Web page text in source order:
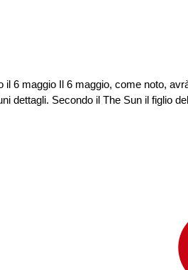
il 6 maggio Il 6 maggio, come noto,
dettagli. Secondo il The Sun il figlio